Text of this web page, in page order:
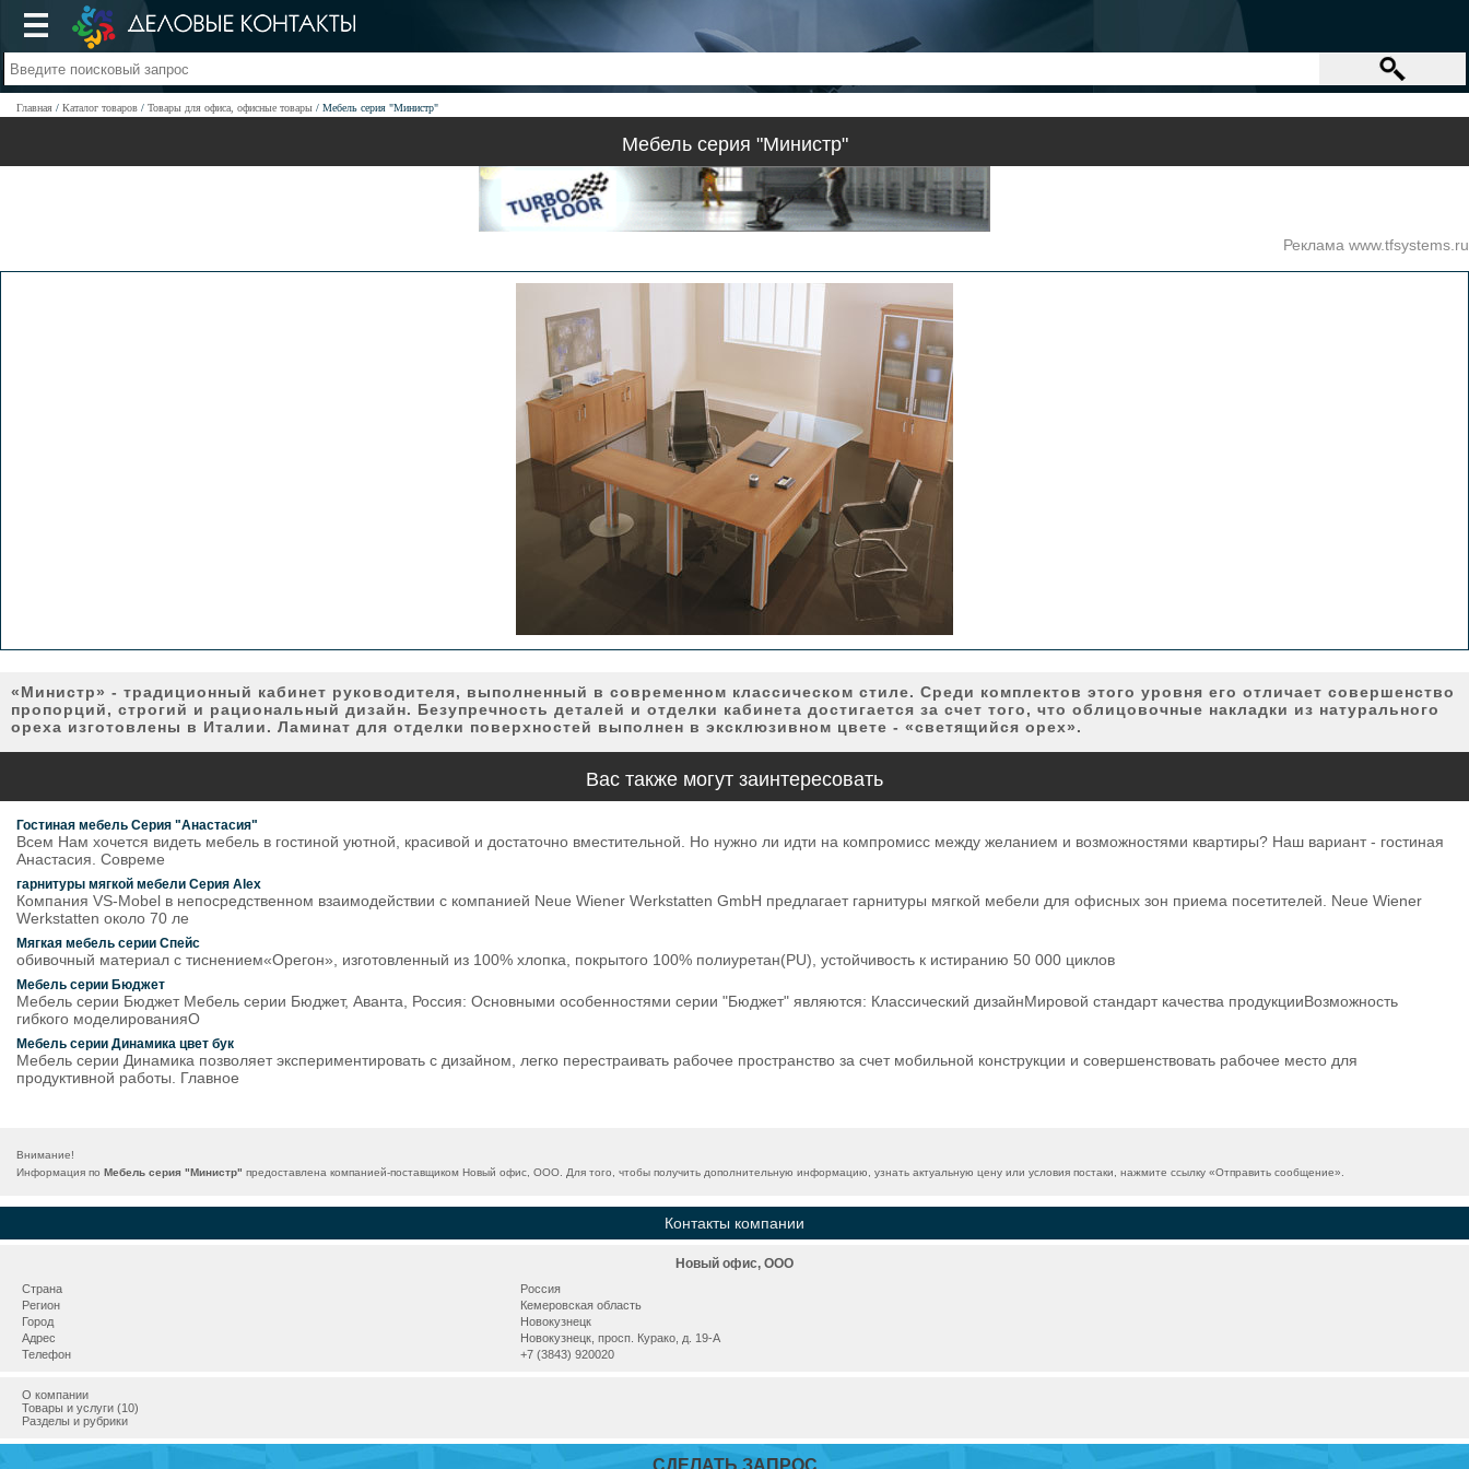
Главная Каталог товаров Товары для офиса, офисные товары Мебель серия "Министр"
Мебель серия "Министр"
Реклама www.tfsystems.ru
«Министр» - традиционный кабинет руководителя, выполненный в современном классическом стиле. Среди комплектов этого уровня его отличает совершенство
пропорций, строгий и рациональный дизайн. Безупречность деталей и отделки кабинета достигается за счет того, что облицовочные накладки из натурального
ореха изготовлены в Италии. Ламинат для отделки поверхностей выполнен в эксклюзивном цвете - «светящийся орех».
Вас также могут заинтересовать
Гостиная мебель Серия "Анастасия"
Всем Нам хочется видеть мебель в гостиной уютной, красивой и достаточно вместительной. Но нужно ли идти на компромисс между желанием и возможностями квартиры? Наш вариант - гостиная
Анастасия. Совреме
гарнитуры мягкой мебели Серия Alex
Компания VS-Mobel в непосредственном взаимодействии с компанией Neue Wiener Werkstatten GmbH предлагает гарнитуры мягкой мебели для офисных зон приема посетителей. Neue Wiener
Werkstatten около 70 ле
Мягкая мебель серии Спейс
обивочный материал c тиснением«Орегон», изготовленный из 100% хлопка, покрытого 100% полиуретан(PU), устойчивость к истиранию 50 000 циклов
Мебель серии Бюджет
Мебель серии Бюджет Мебель серии Бюджет, Аванта, Россия: Основными особенностями серии "Бюджет" являются: Классический дизайнМировой стандарт качества продукцииВозможность
гибкого моделированияО
Мебель серии Динамика цвет бук
Мебель серии Динамика позволяет экспериментировать с дизайном, легко перестраивать рабочее пространство за счет мобильной конструкции и совершенствовать рабочее место для
продуктивной работы. Главное
Внимание!
Информация по Мебель серия "Министр" предоставлена компанией-поставщиком Новый офис, ООО. Для того, чтобы получить дополнительную информацию, узнать актуальную цену или условия постаки, нажмите ссылку «Отправить сообщение».
Контакты компании
Новый офис, ООО
Страна
Россия
Регион
Кемеровская область
Город
Новокузнецк
Адрес
Новокузнецк, просп. Курако, д. 19-А
Телефон
+7 (3843) 920020
О компании
Товары и услуги (10)
Разделы и рубрики
СДЕЛАТЬ ЗАПРОС